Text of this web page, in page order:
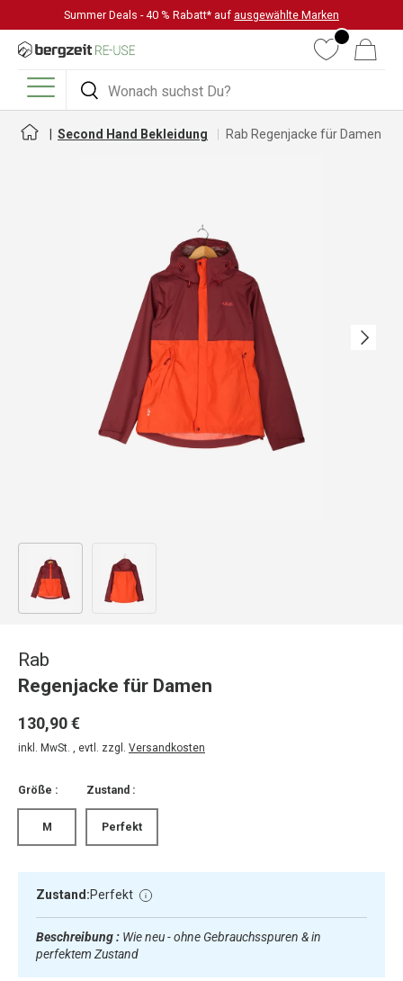
DIREKT ZUM INHALT
Summer Deals - 40 % Rabatt* auf ausgewählte Marken
Suchen
Suchen
WunschlisteWarenkorb
Menü
Second Hand Bekleidung Rab Regenjacke für Damen
Nächste
Bild 1 in Galerieansicht laden
Rab
Regenjacke für Damen
130,90 €
inkl. MwSt. , evtl. zzgl. Versandkosten
Größe :
M
Zustand :
Perfekt
Zustand:Perfekt
Beschreibung : Wie neu - ohne Gebrauchsspuren & in
perfektem Zustand